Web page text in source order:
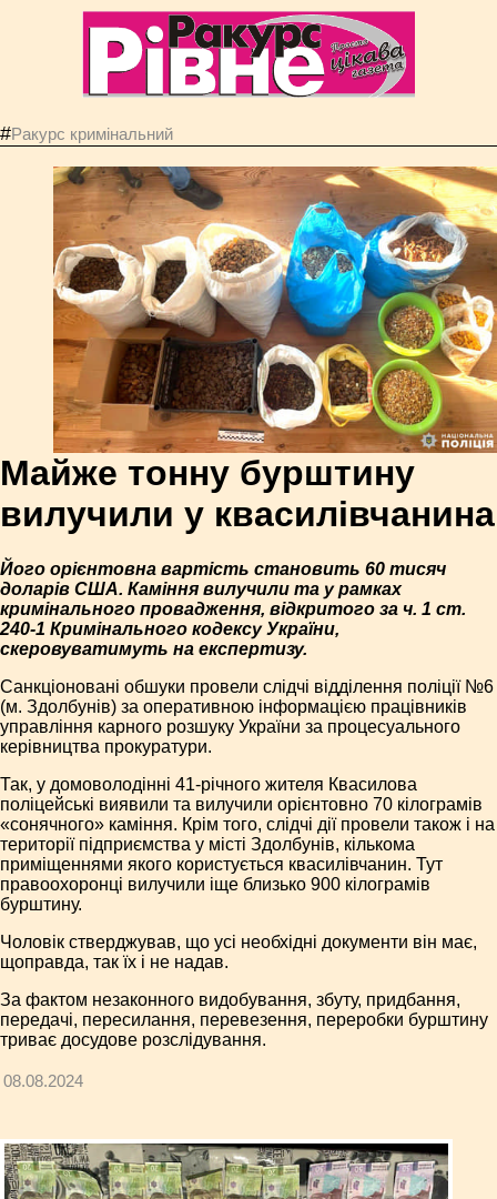
#Ракурс кримінальний
Майже тонну бурштину
вилучили у квасилівчанина
Його орієнтовна вартість становить 60 тисяч
доларів США. Каміння вилучили та у рамках
кримінального провадження, відкритого за ч. 1 ст.
240-1 Кримінального кодексу України,
скеровуватимуть на експертизу.
Санкціоновані обшуки провели слідчі відділення поліції №6
(м. Здолбунів) за оперативною інформацією працівників
управління карного розшуку України за процесуального
керівництва прокуратури.
Так, у домоволодінні 41-річного жителя Квасилова
поліцейські виявили та вилучили орієнтовно 70 кілограмів
«сонячного» каміння. Крім того, слідчі дії провели також і на
території підприємства у місті Здолбунів, кількома
приміщеннями якого користується квасилівчанин. Тут
правоохоронці вилучили іще близько 900 кілограмів
бурштину.
Чоловік стверджував, що усі необхідні документи він має,
щоправда, так їх і не надав.
За фактом незаконного видобування, збуту, придбання,
передачі, пересилання, перевезення, переробки бурштину
триває досудове розслідування.
08.08.2024